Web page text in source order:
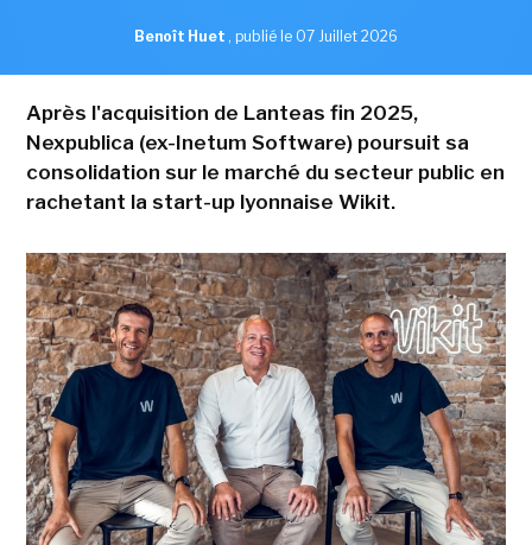
Benoît Huet , publié le 07 Juillet 2026
Après l'acquisition de Lanteas fin 2025,
Nexpublica (ex-Inetum Software) poursuit sa
consolidation sur le marché du secteur public en
rachetant la start-up lyonnaise Wikit.